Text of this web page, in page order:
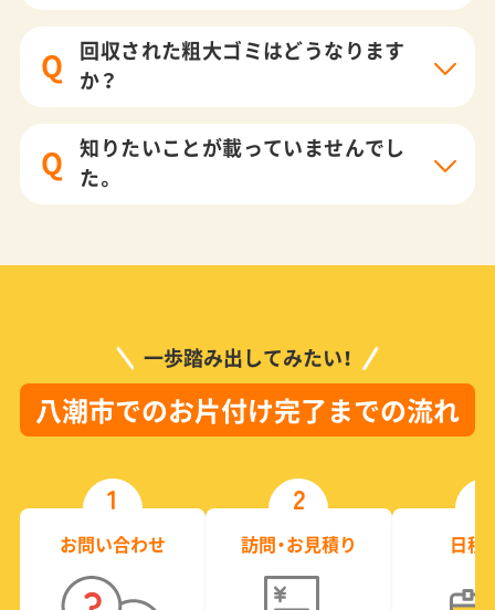
Q
回収された粗大ゴミはどうなります
か？
Q
知りたいことが載っていませんでし
た。
一歩踏み出してみたい！
八潮市でのお片付け完了までの流れ
1
お問い合わせ
2
訪問・お見積り 日程